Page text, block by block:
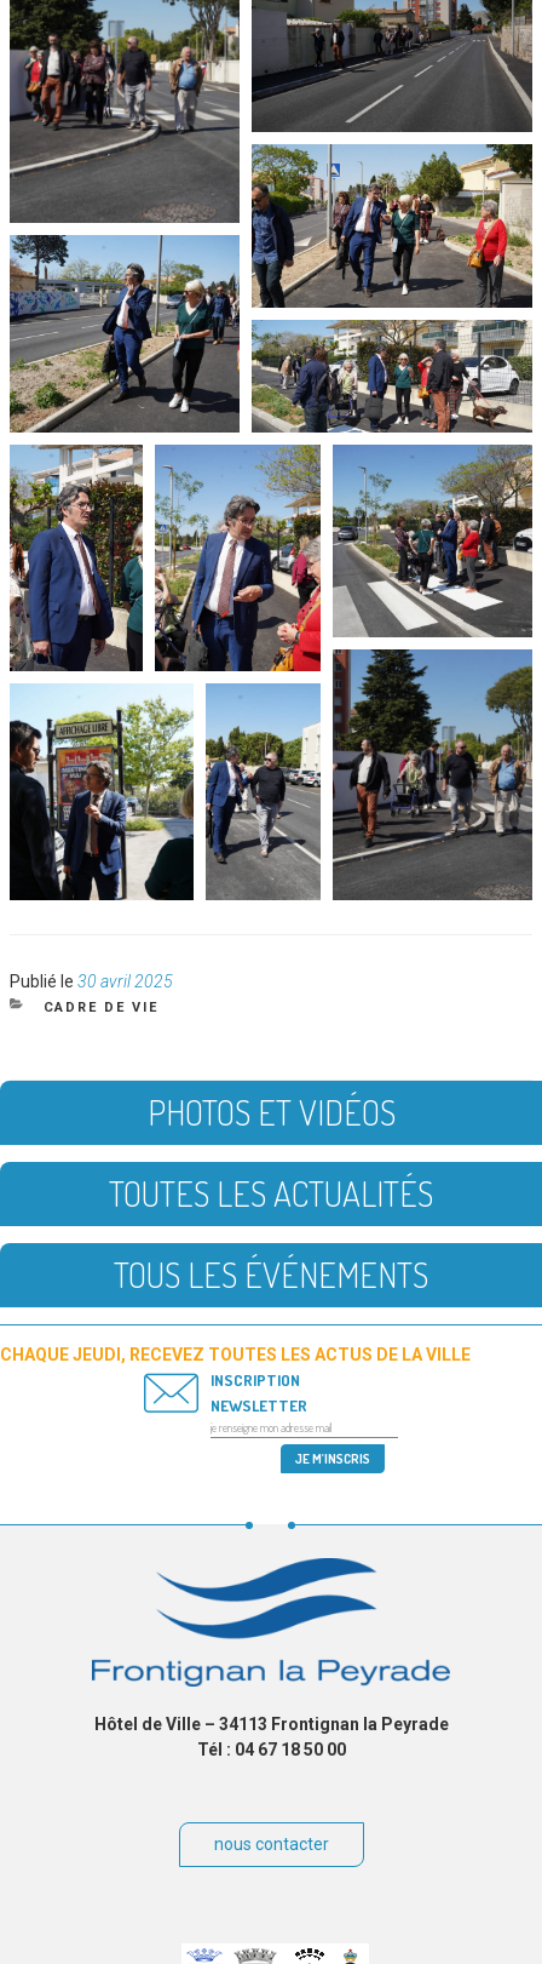
Publié le Publié
le
30 avril 2025
CATÉGORIES
CADRE DE VIE
PHOTOS ET VIDÉOS
TOUTES LES ACTUALITÉS
TOUS LES ÉVÉNEMENTS
CHAQUE JEUDI, RECEVEZ TOUTES LES ACTUS DE LA VILLE
INSCRIPTION
NEWSLETTER
Hôtel de Ville – 34113 Frontignan la Peyrade
Tél : 04 67 18 50 00
nous contacter